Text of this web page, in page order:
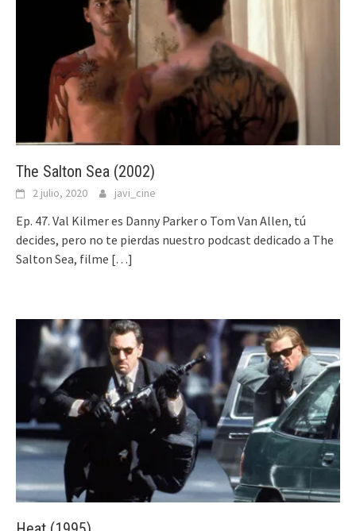
The Salton Sea (2002)
2 julio, 2020 javi_cine
Ep. 47. Val Kilmer es Danny Parker o Tom Van Allen, tú
decides, pero no te pierdas nuestro podcast dedicado a The
Salton Sea, filme […]